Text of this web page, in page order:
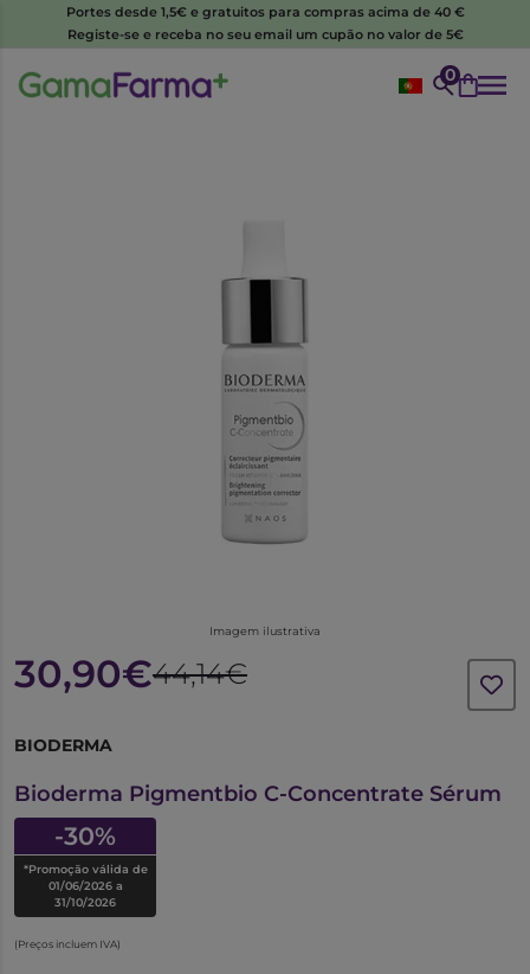
Portes desde 1,5€ e gratuitos para compras acima de 40 €
Registe-se e receba no seu email um cupão no valor de 5€
0
Imagem ilustrativa
30,90€44,14€
BIODERMA
Bioderma Pigmentbio C-Concentrate Sérum
-30%
*Promoção válida de
01/06/2026 a
31/10/2026
(Preços incluem IVA)